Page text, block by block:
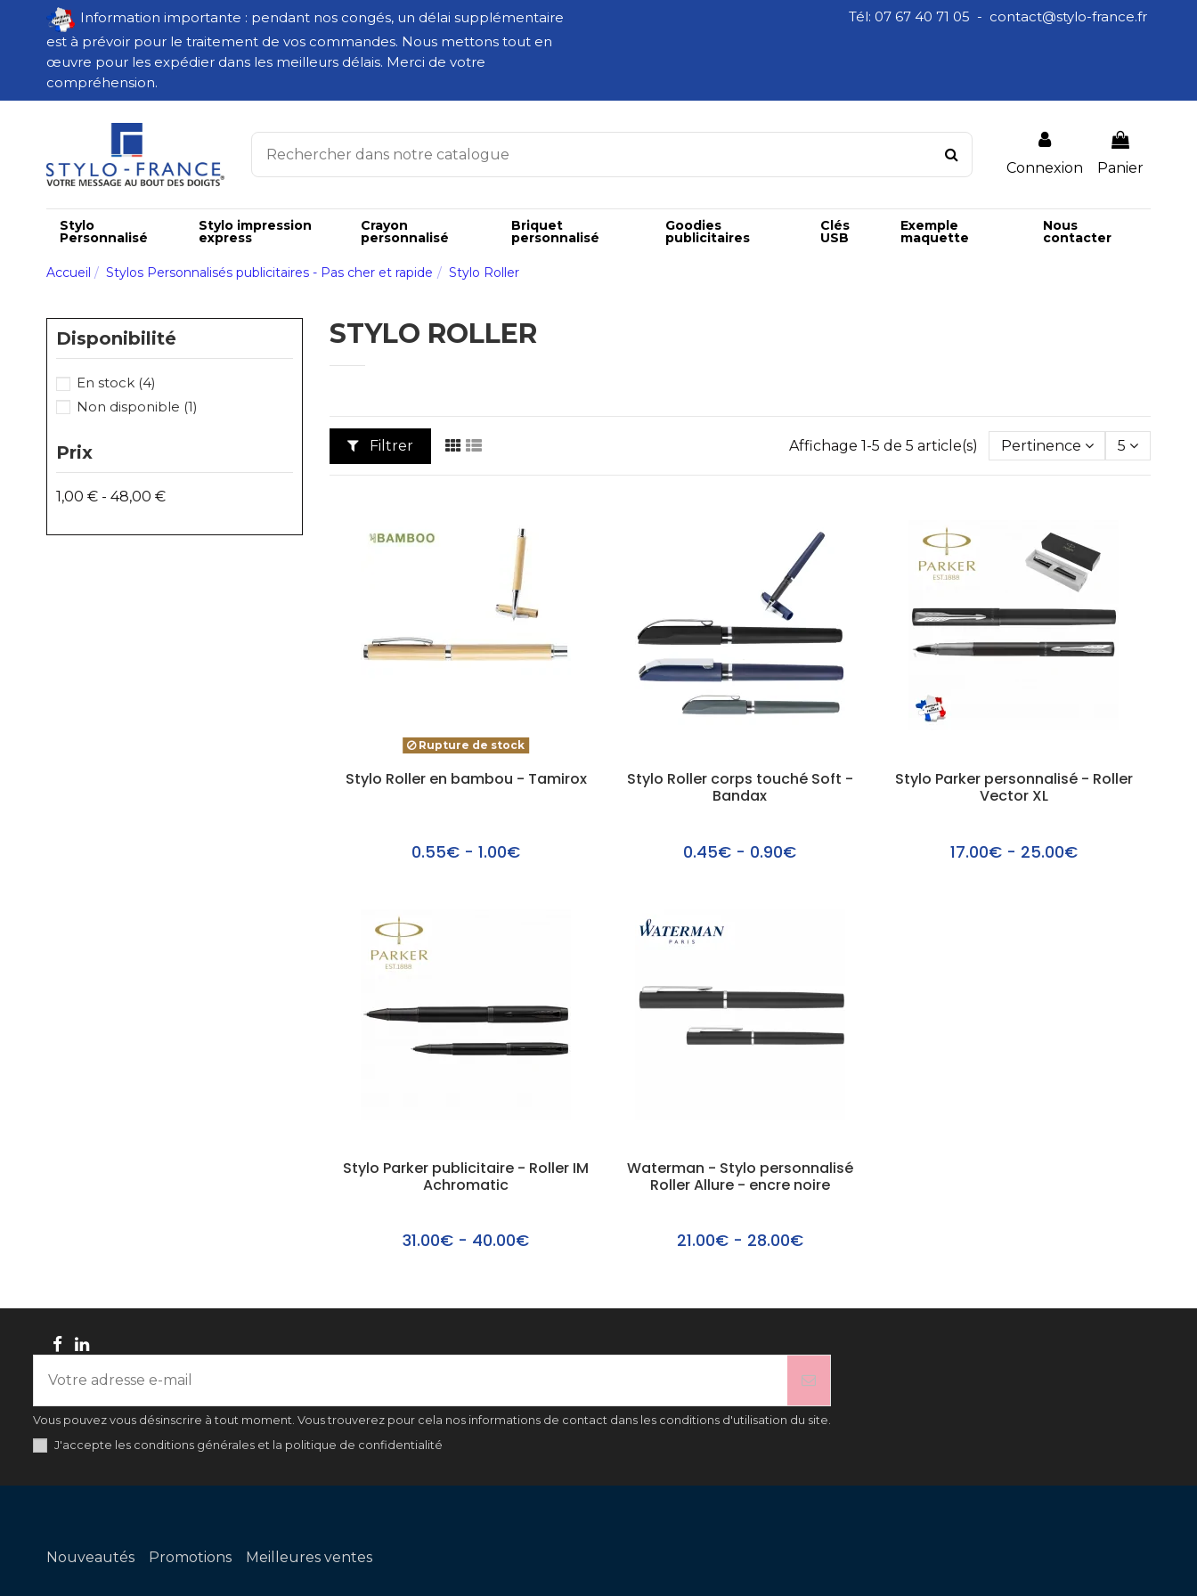
Information importante : pendant nos congés, un délai supplémentaire
est à prévoir pour le traitement de vos commandes. Nous mettons tout en
œuvre pour les expédier dans les meilleurs délais. Merci de votre
compréhension.
Tél: 07 67 40 71 05 - contact@stylo-france.fr
Connexion Panier
Stylo
Personnalisé
Stylo impression
express
Crayon
personnalisé
Briquet
personnalisé
Goodies
publicitaires
Clés
USB
Exemple
maquette
Nous
contacter
Accueil Stylos Personnalisés publicitaires - Pas cher et rapide Stylo Roller
STYLO ROLLER
Filtrer Affichage 1-5 de 5 article(s) Pertinence 5
Rupture de stock
Stylo Roller en bambou - Tamirox
0.55€ - 1.00€
Stylo Roller corps touché Soft -
Bandax
0.45€ - 0.90€
Stylo Parker personnalisé - Roller
Vector XL
17.00€ - 25.00€
Stylo Parker publicitaire - Roller IM
Achromatic
31.00€ - 40.00€
Waterman - Stylo personnalisé
Roller Allure - encre noire
21.00€ - 28.00€
Disponibilité
En stock (4)
Non disponible (1)
Prix
1,00 € - 48,00 €
Vous pouvez vous désinscrire à tout moment. Vous trouverez pour cela nos informations de contact dans les conditions d'utilisation du site.
J'accepte les conditions générales et la politique de confidentialité
Nouveautés Promotions Meilleures ventes